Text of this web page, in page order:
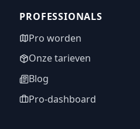
PROFESSIONALS
Pro worden
Onze tarieven
Blog
Pro-dashboard